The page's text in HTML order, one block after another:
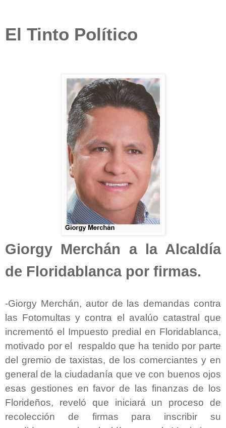
El Tinto Político
Giorgy Merchán a la Alcaldía
de Floridablanca por firmas.
-Giorgy Merchán, autor de las demandas contra
las Fotomultas y contra el avalúo catastral que
incrementó el Impuesto predial en Floridablanca,
motivado por el respaldo que ha tenido por parte
del gremio de taxistas, de los comerciantes y en
general de la ciudadanía que ve con buenos ojos
esas gestiones en favor de las finanzas de los
Florideños, reveló que iniciará un proceso de
recolección de firmas para inscribir su